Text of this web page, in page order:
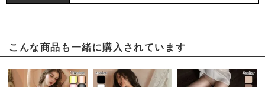
こんな商品も一緒に購入されています